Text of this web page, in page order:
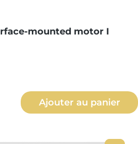
mounted motor I
: Entrez la
Ajouter au panier